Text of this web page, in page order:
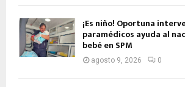
¡Es niño! Oportuna
paramédicos ayuda al
bebé en SPM
agosto 9, 2026 0